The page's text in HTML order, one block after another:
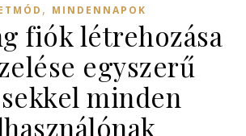
, MINDENNAPOK
fiók létrehozása
egyszerű
minden